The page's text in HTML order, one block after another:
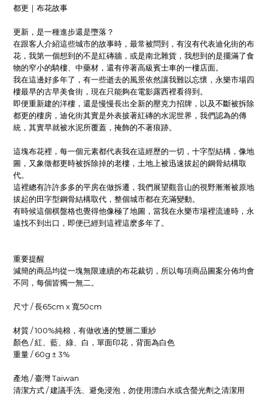
都更｜布花故事
更新，是一種進步還是墮落？
在跟客人介紹這些城市的故事時，最常被問到，有沒有代表迪化街的布
花，我第一個想到的不是紅磚牆，或是南北雜貨，我想到的是擺滿了食
物的窄小的騎樓、中藥材，還有停著高級賓士車的一樓店面。
我在這邊好多年了，有一些逝去的風景依然讓我難以忘懷，永樂市場四
樓最早的古早美食街，現在只能夠在電影露西裡看得到。
即便重新建的洋樓，還是慢慢長出全新的壓克力招牌，以及不斷被拆除
都更的樓房，迪化街其實是外表披著紅磚的水泥世界，我們認為的傳
統，其實早就被水泥所覆蓋，掩飾的不著痕跡。
這塊布花裡，每一個元素都代表我在這經歷的一切，十字型結構，像地
圖，又象徵都更時被拆除掉的老樓，土地上被迅速拔起的鋼骨結構取
代。
這裡總有許許多多的平房在做拆遷，我們展望觀音山的視野漸漸被原地
拔起的田字型鋼骨結構取代，整個城市都在充滿變動。
有時候這個棋盤格也覺得他像極了地圖，當我在永樂市場裡流連時，永
遠找不到出口，即便已經到這裡這麽多年了。
重要提醒
減簡的商品均從一塊無限連續的布花裁切，所以每項商品圖案分佈均會
不同，每個皆獨一無二。
尺寸 / 長65cm x 寬50cm
材質 /100%純棉，有做收邊的雙層二重紗
顏色 /紅、藍、綠、白 ，單面印花，背面為白色
重量 /60g ± 3%
產地 / 臺灣 Taiwan
清潔方式 / 建議手洗、避免浸泡，勿使用漂白水或含螢光劑之清潔用